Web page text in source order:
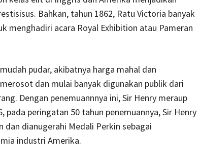
Bahkan, tahun 1862, Ratu Victoria banyak
menghadiri acara Royal Exhibition atau Pameran
pudar, akibatnya harga mahal dan
dan mulai banyak digunakan publik dari
Dengan penemuannnya ini, Sir Henry meraup
pada peringatan 50 tahun penemuannya, Sir Henry
dianugerahi Medali Perkin sebagai
industri Amerika.